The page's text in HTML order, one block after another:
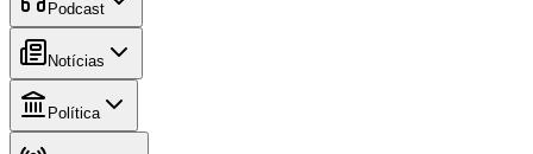
Podcast
Notícias
Política